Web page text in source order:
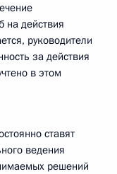
на действия
руководители
за действия
в этом
ставят
ведения
решений